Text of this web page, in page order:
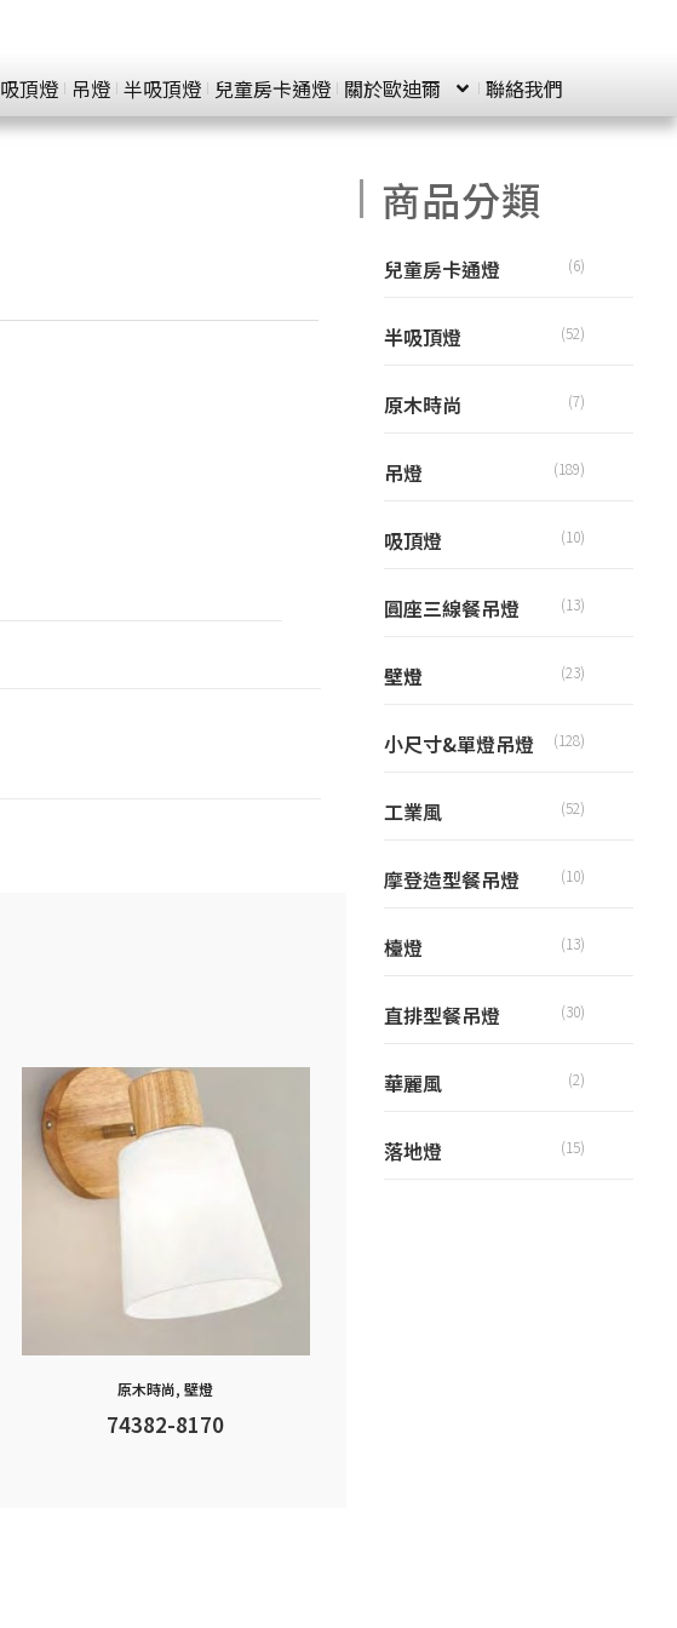
吸頂燈 吊燈 半吸頂燈 兒童房卡通燈 關於歐迪爾 聯絡我們
原木時尚,壁燈
74382-8170
商品分類
兒童房卡通燈 (6)
半吸頂燈 (52)
原木時尚 (7)
吊燈 (189)
吸頂燈 (10)
圓座三線餐吊燈 (13)
壁燈 (23)
小尺寸&單燈吊燈 (128)
工業風 (52)
摩登造型餐吊燈 (10)
檯燈 (13)
直排型餐吊燈 (30)
華麗風 (2)
落地燈 (15)